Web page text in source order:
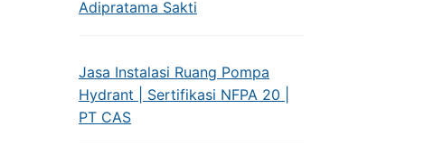
Adipratama Sakti
Jasa Instalasi Ruang Pompa
Hydrant | Sertifikasi NFPA 20 |
PT CAS